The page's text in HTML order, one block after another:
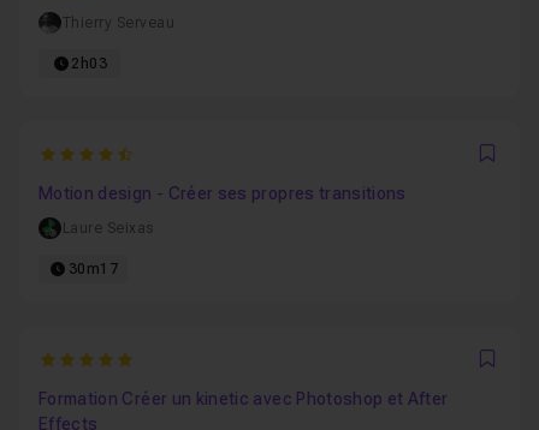
Thierry Serveau
2h03
4.7142857142857
Motion design - Créer ses propres transitions
Laure Seixas
30m17
5
Formation Créer un kinetic avec Photoshop et After
Effects